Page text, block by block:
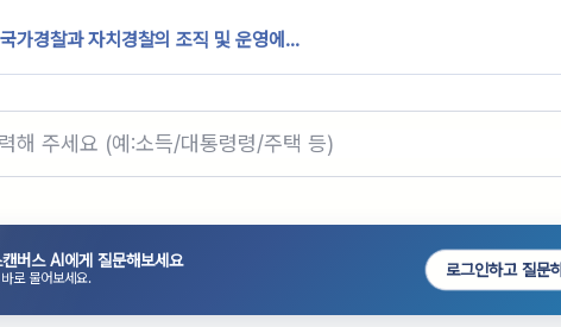
국가경찰과 자치경찰의 조직 및 운영에...
버스 AI에게 질문해보세요
로 물어보세요. 로그인하고 질문